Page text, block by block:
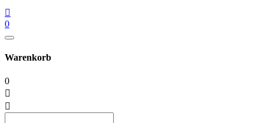

0
Warenkorb
0

